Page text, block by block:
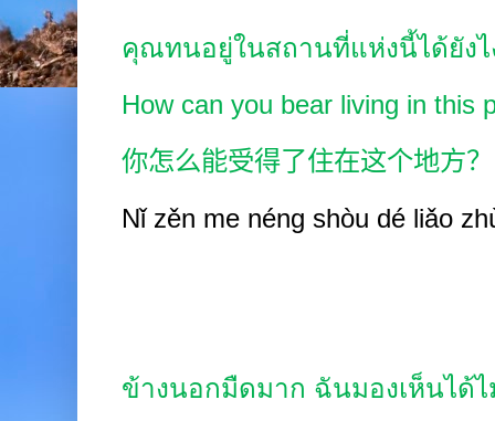
คุณทนอยู่ในสถานที่แห่งนี้ได้ยัง
How can you bear living in this
你怎么能受得了住在这个地方？
Nǐ zěn me néng shòu dé liǎo
ข้างนอกมืดมาก ฉันมองเห็นได้